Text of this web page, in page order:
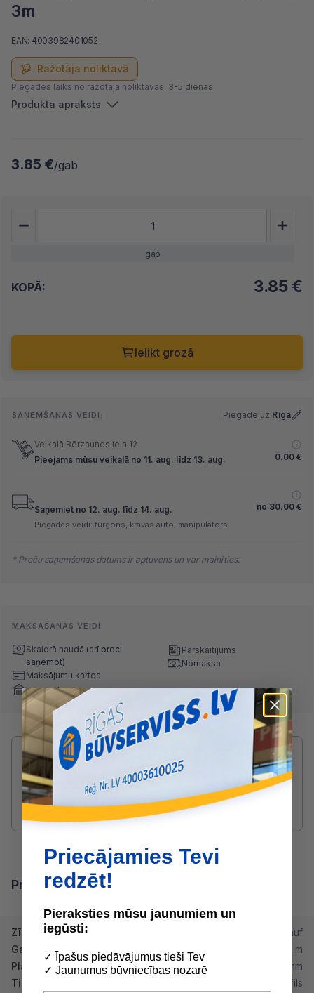
3m
Ražotāja noliktavā
EAN: 4003982401052
Piegādes laiks no ražotāja noliktavas: 3-5 dienas
Produkta apraksts
3.85 €/gab
gab
KOPĀ: 3.85 €
Ielikt grozā
SAŅEMŠANAS VEIDI: Piegāde uz:Rīga
Veikalā Bērzaunes iela 12
Pieejams mūsu veikalā no 11. aug. līdz 13. aug.
0.00 €
Saņemiet no 12. aug. līdz 14. aug. no 30.00 €
Piegādes veidi: furgons, kravas auto, manipulators
* Preču saņemšanas datums ir aptuvens un var mainīties.
MAKSĀŠANAS VEIDI:
Skaidrā naudā (arī preci
saņemot)
Maksājumu kartes
Internetbankas
Pārskaitījums
Nomaksa
Radušies jautājumi par produktu?
SAZINIES AR DRUVIS:
2233 5731
druvis@buvserviss.lv
Produkta īpašības
Zīmols
Knauf
Garums
3 m
Platums
26 mm
Tips
Aizsargprofils
Priecājamies Tevi
redzēt!
Pieraksties mūsu jaunumiem un
iegūsti:
✓ Īpašus piedāvājumus tieši Tev
✓ Jaunumus būvniecības nozarē